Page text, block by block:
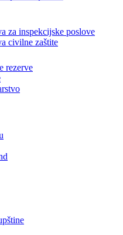
osiguranja
pravnu pomoć
za inspekcijske poslove
civilne zaštite